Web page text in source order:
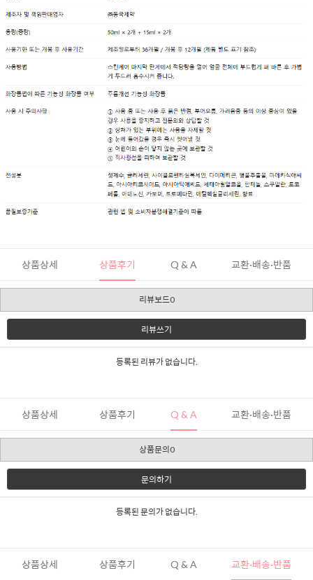
상품상세 상품후기 Q & A 교환·배송·반품
리뷰보드0
리뷰쓰기
등록된 리뷰가 없습니다.
상품상세 상품후기 Q & A 교환·배송·반품
상품문의0
문의하기
등록된 문의가 없습니다.
상품상세 상품후기 Q & A 교환·배송·반품